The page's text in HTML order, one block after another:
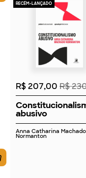
RECÉM-LANÇADO
2026
R$ 207,00 R$
abusivo
Anna Catharina Machado
Normanton